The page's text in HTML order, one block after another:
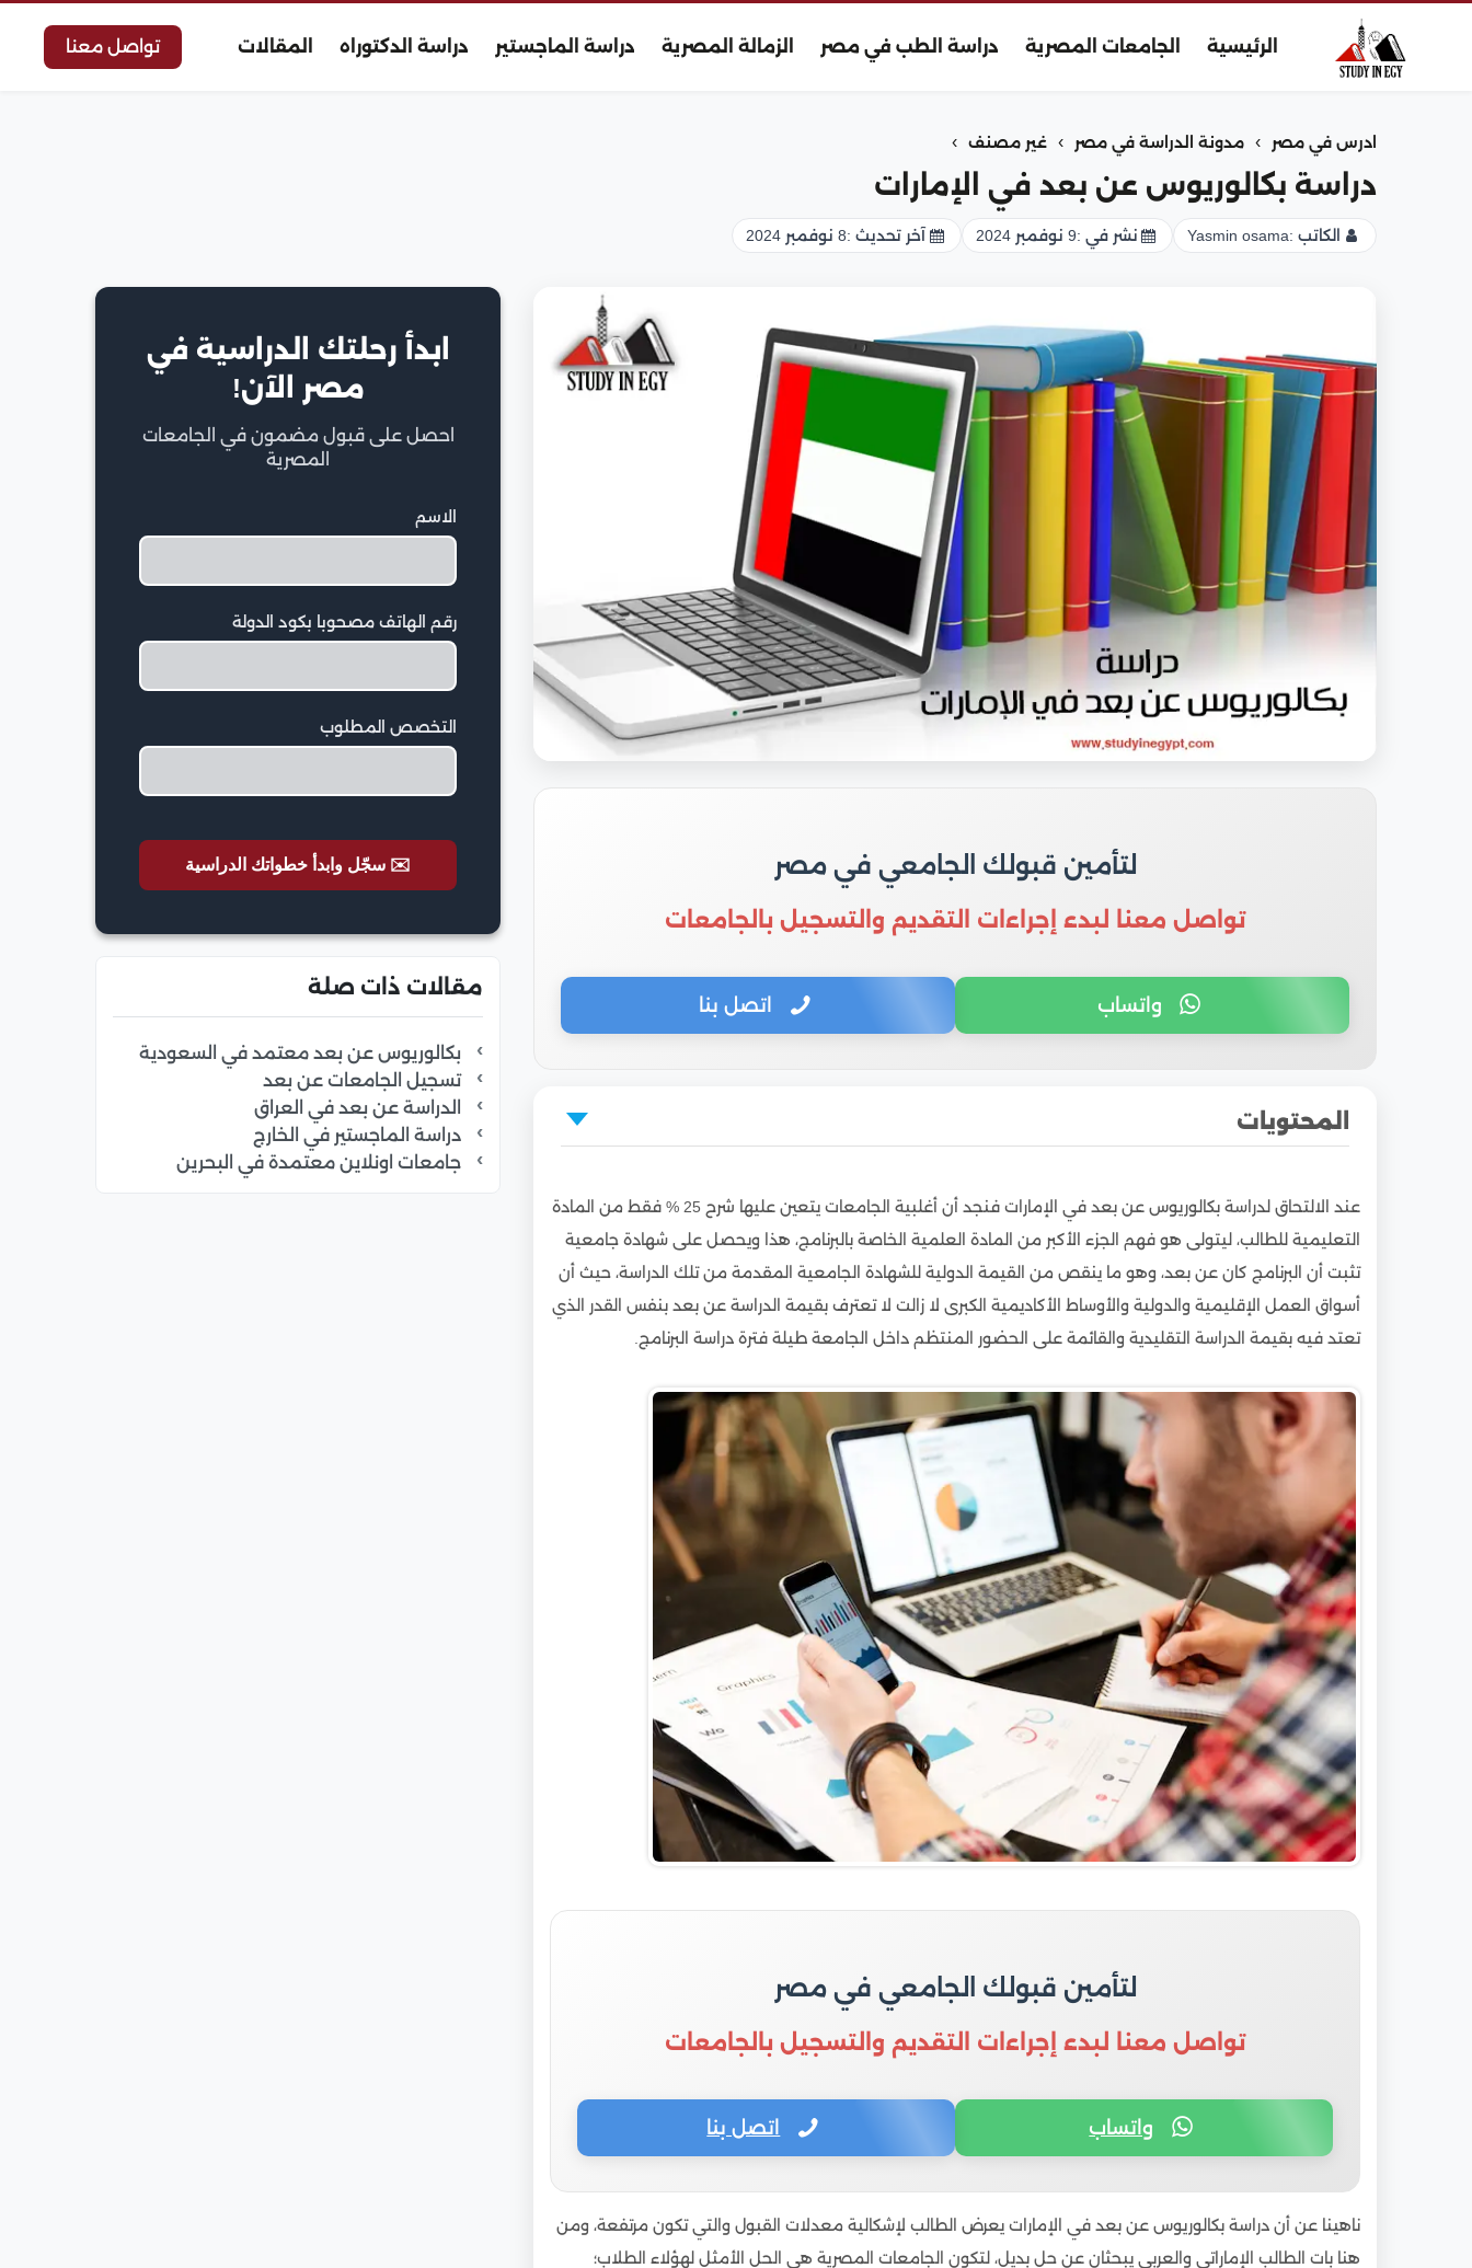
الرئيسية الجامعات المصرية دراسة الطب في مصر الزمالة المصرية دراسة الماجستير دراسة الدكتوراه المقالات تواصل معنا
ادرس في مصر › مدونة الدراسة في مصر › غير مصنف ›
دراسة بكالوريوس عن بعد في الإمارات
الكاتب :Yasmin osama نشر في :9 نوفمبر 2024 آخر تحديث :8 نوفمبر 2024
لتأمين قبولك الجامعي في مصر
تواصل معنا لبدء إجراءات التقديم والتسجيل بالجامعات
واتساب اتصل بنا
المحتويات
1.1
الاستراتيجية التي تنفرد بها تلك الجامعات في الدراسة عن بعد!
مصاريف دراسة بكالوريوس عن بعد
أما عن باقي الكليات والبرامج الدراسية فتكون كالتالي:
1.4
معدلات القبول عند دراسة بكالوريوس عن بعد في الإمارات من خلال الجامعات المصرية
عند الالتحاق لدراسة بكالوريوس عن بعد في الإمارات فنجد أن أغلبية الجامعات يتعين عليها شرح 25 % فقط من المادة
التعليمية للطالب، ليتولى هو فهم الجزء الأكبر من المادة العلمية الخاصة بالبرنامج، هذا ويحصل على شهادة جامعية
تثبت أن البرنامج كان عن بعد، وهو ما ينقص من القيمة الدولية للشهادة الجامعية المقدمة من تلك الدراسة، حيث أن
أسواق العمل الإقليمية والدولية والأوساط الأكاديمية الكبرى لا زالت لا تعترف بقيمة الدراسة عن بعد بنفس القدر الذي
تعتد فيه بقيمة الدراسة التقليدية والقائمة على الحضور المنتظم داخل الجامعة طيلة فترة دراسة البرنامج.
لتأمين قبولك الجامعي في مصر
تواصل معنا لبدء إجراءات التقديم والتسجيل بالجامعات
واتساب اتصل بنا
ناهينا عن أن دراسة بكالوريوس عن بعد في الإمارات يعرض الطالب لإشكالية معدلات القبول والتي تكون مرتفعة، ومن
هنا بات الطالب الإماراتي والعربي يبحثان عن حل بديل، لتكون الجامعات المصرية هي الحل الأمثل لهؤلاء الطلاب؛
ابدأ رحلتك الدراسية في
مصر الآن!
احصل على قبول مضمون في الجامعات
المصرية
الاسم
رقم الهاتف مصحوبا بكود الدولة
التخصص المطلوب
✉️ سجّل وابدأ خطواتك الدراسية
مقالات ذات صلة
بكالوريوس عن بعد معتمد في السعودية
تسجيل الجامعات عن بعد
الدراسة عن بعد في العراق
دراسة الماجستير في الخارج
جامعات اونلاين معتمدة في البحرين